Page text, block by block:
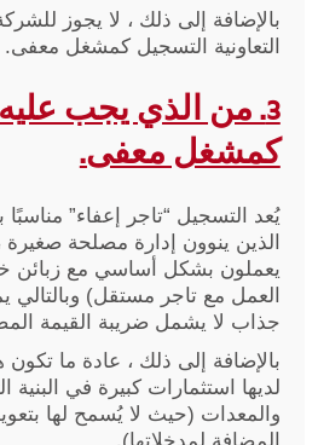
بالإضافة إلى ذلك ، لا يجوز
التعاونية التسجيل كمشغل معفى.
3. من الذي يجب
كمشغل معفى.
يُعد التسجيل “تاجر إعفاء”
الذين ينوون إدارة مصلحة صغيرة
يعملون بشكل أساسي مع
العمل مع تاجر مستقل) وبالتالي
جذاب لا يشمل ضريبة القيمة
بالإضافة إلى ذلك ، عادة ما
لديها استثمارات كبيرة في البنية
والمعدات (حيث لا يُسمح لها